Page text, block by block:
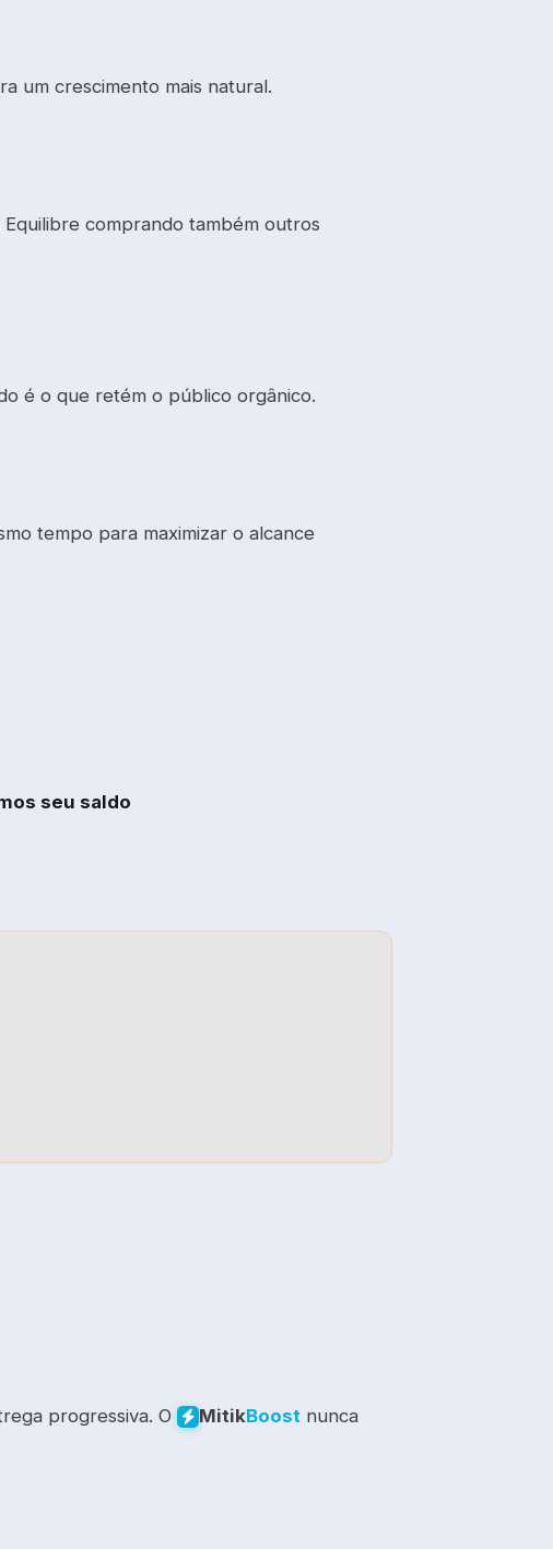
um crescimento mais natural.
comprando também outros
é o que retém o público orgânico.
tempo para maximizar o alcance
seu saldo
progressiva. O MitikBoost nunca